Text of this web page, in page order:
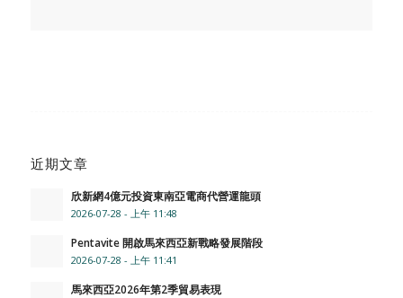
近期文章
欣新網4億元投資東南亞電商代營運龍頭
2026-07-28 - 上午 11:48
Pentavite 開啟馬來西亞新戰略發展階段
2026-07-28 - 上午 11:41
馬來西亞2026年第2季貿易表現